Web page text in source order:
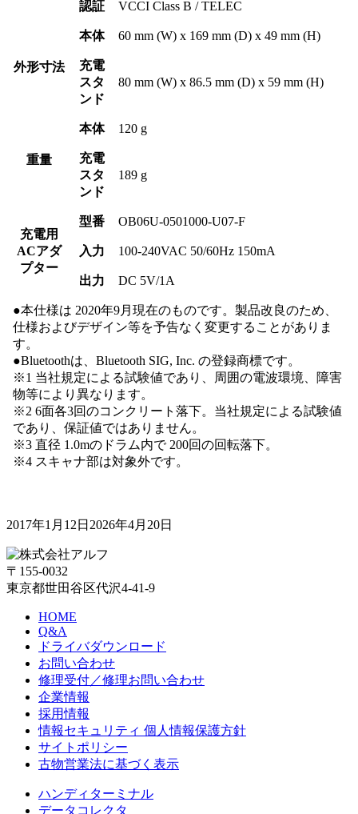
認証 VCCI Class B / TELEC
外形寸法
本体 60 mm (W) x 169 mm (D) x 49 mm (H)
充電
スタ
ンド
80 mm (W) x 86.5 mm (D) x 59 mm (H)
重量
本体 120 g
充電
スタ
ンド
189 g
充電用
ACアダ
プター
型番 OB06U-0501000-U07-F
入力 100-240VAC 50/60Hz 150mA
出力 DC 5V/1A
●本仕様は 2020年9月現在のものです。製品改良のため、
仕様およびデザイン等を予告なく変更することがありま
す。
●Bluetoothは、Bluetooth SIG, Inc. の登録商標です。
※1 当社規定による試験値であり、周囲の電波環境、障害
物等により異なります。
※2 6⾯各3回のコンクリート落下。当社規定による試験値
であり、保証値ではありません。
※3 直径 1.0mのドラム内で 200回の回転落下。
※4 スキャナ部は対象外です。
2017年1月12日 2026年4月20日
〒155-0032
東京都世田谷区代沢4-41-9
HOME
Q&A
ドライバダウンロード
お問い合わせ
修理受付／修理お問い合わせ
企業情報
採用情報
情報セキュリティ 個人情報保護方針
サイトポリシー
古物営業法に基づく表示
ハンディターミナル
データコレクタ